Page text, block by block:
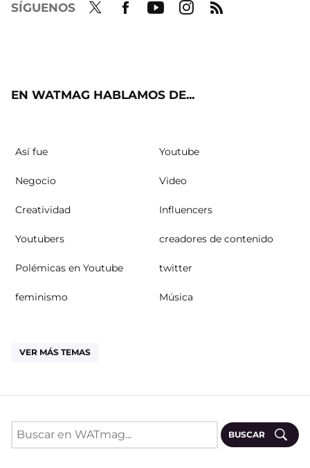
SÍGUENOS
EN WATMAG HABLAMOS DE...
Así fue Youtube
Negocio Video
Creatividad Influencers
Youtubers creadores de contenido
Polémicas en Youtube twitter
feminismo Música
VER MÁS TEMAS
BUSCAR